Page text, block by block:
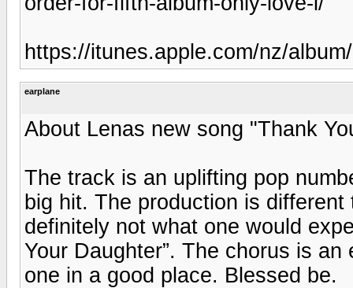
https://itunes.apple.com/nz/
earplane
About Lenas new song "Thank
The track is an uplifting pop
big hit. The production is
definitely not what one would
Your Daughter”. The chorus is
one in a good place. Blessed be.